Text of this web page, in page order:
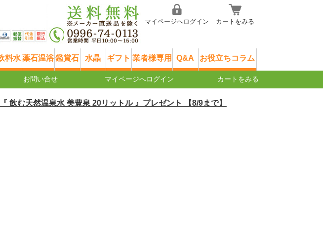
マイページへログイン カートをみる
料水薬石温浴鑑賞石 水晶 ギフト 業者様専用 Q&A お役立ちコラム
お問い合せ マイページへログイン カートをみる
然温泉水 美豊泉 20リットル 』プレゼント 【8/9まで】